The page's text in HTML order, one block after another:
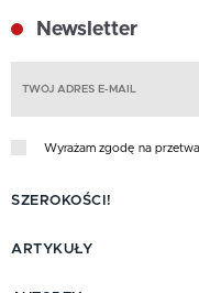
Newsletter
Wyrażam zgodę na
SZEROKOŚCI!
ARTYKUŁY